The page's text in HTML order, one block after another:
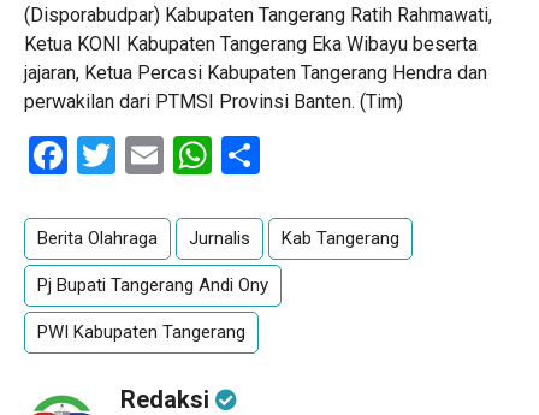
(Disporabudpar) Kabupaten Tangerang Ratih Rahmawati,
Ketua KONI Kabupaten Tangerang Eka Wibayu beserta
jajaran, Ketua Percasi Kabupaten Tangerang Hendra dan
perwakilan dari PTMSI Provinsi Banten. (Tim)
Facebook
Twitter
EmailWhatsApp
Berita Olahraga Jurnalis Kab Tangerang
Pj Bupati Tangerang Andi Ony
PWI Kabupaten Tangerang
Redaksi